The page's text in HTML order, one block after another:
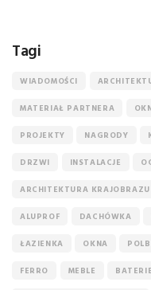
Tagi
WIADOMOŚCI
MATERIAŁ PARTNERA
PROJEKTY NAGRODY
DRZWI INSTALACJE
ARCHITEKTURA KRAJOBRAZU
ALUPROF DACHÓWKA
ŁAZIENKA OKNA
FERRO MEBLE BATERIE